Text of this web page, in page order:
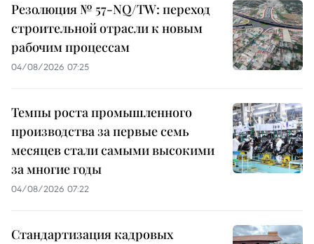
Резолюция № 57-NQ/TW: переход
строительной отрасли к новым
рабочим процессам
04/08/2026 07:25
Темпы роста промышленного
производства за первые семь
месяцев стали самыми высокими
за многие годы
04/08/2026 07:22
Стандартизация кадровых